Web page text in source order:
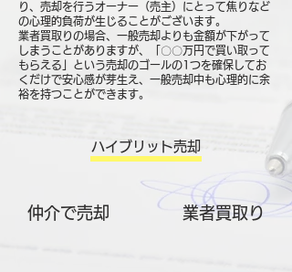
り、売却を行うオーナー（売主）にとって焦りなど
の心理的負荷が生じることがございます。
業者買取りの場合、一般売却よりも金額が下がって
しまうことがありますが、「〇〇万円で買い取って
もらえる」という売却のゴールの1つを確保してお
くだけで安心感が芽生え、一般売却中も心理的に余
裕を持つことができます。
ハイブリット売却
仲介で売却 ​業者買取り